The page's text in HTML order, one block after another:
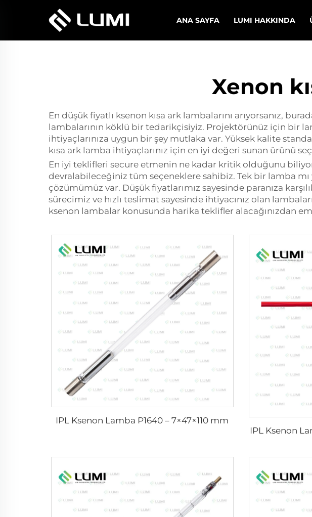
ANA SAYFA LUMI HAKKINDA
Xenon
En düşük fiyatlı ksenon kısa ark lambalarını arıyorsanız,
lambalarının köklü bir tedarikçisiyiz. Projektörünüz için bir
ihtiyaçlarınıza uygun bir şey mutlaka var. Yüksek kalite
kısa ark lamba ihtiyaçlarınız için en iyi değeri sunan ürünü
En iyi teklifleri secure etmenin ne kadar kritik olduğunu
devralabileceğiniz tüm seçeneklere sahibiz. Tek bir lamba
çözümümüz var. Düşük fiyatlarımız sayesinde paranıza
sürecimiz ve hızlı teslimat sayesinde ihtiyacınız olan
ksenon lambalar konusunda harika teklifler alacağınızdan
IPL Ksenon Lamba P1640 – 7×47×110 mm
IPL Ksenon